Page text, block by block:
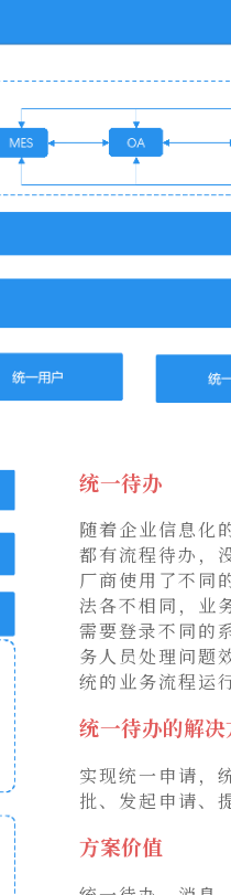
统一待办
随着企业信息化
都有流程待办，
厂商使用了不同
法各不相同，业
需要登录不同的
务人员处理问题
统的业务流程运
统一待办的解决
实现统一申请，
批、发起申请、
方案价值